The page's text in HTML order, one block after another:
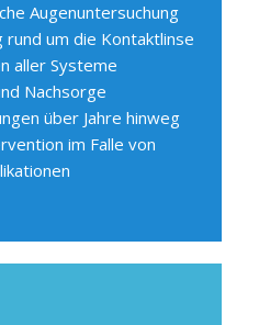
Augenuntersuchung
um die Kontaktlinse
aller Systeme
Nachsorge
über Jahre hinweg
im Falle von